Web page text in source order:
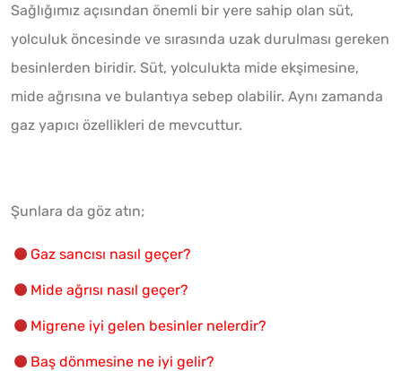
Sağlığımız açısından önemli bir yere sahip olan süt,
yolculuk öncesinde ve sırasında uzak durulması gereken
besinlerden biridir. Süt, yolculukta mide ekşimesine,
mide ağrısına ve bulantıya sebep olabilir. Aynı zamanda
gaz yapıcı özellikleri de mevcuttur.
Şunlara da göz atın;
Gaz sancısı nasıl geçer?
Mide ağrısı nasıl geçer?
Migrene iyi gelen besinler nelerdir?
Baş dönmesine ne iyi gelir?